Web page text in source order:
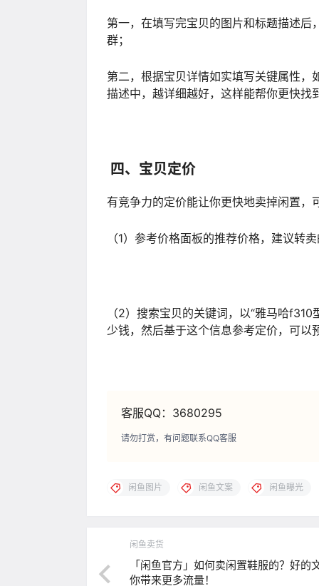
第一，在填写完宝贝的图片和标题描述后
群；
第二，根据宝贝详情如实填写关键属性，
描述中，越详细越好，这样能帮你更快找
四、宝贝定价
有竞争力的定价能让你更快地卖掉闲置，
（1）参考价格面板的推荐价格，建议转
（2）搜索宝贝的关键词，以“雅马哈
少钱，然后基于这个信息参考定价，可以
客服QQ：3680295
请勿打赏，有问题联系QQ客服
闲鱼图片 闲鱼文案 闲鱼曝光
闲鱼卖货
「闲鱼官方」如何卖闲置鞋服的？好的
你带来更多流量！